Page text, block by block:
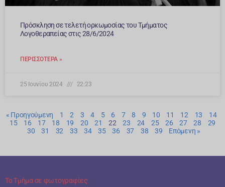
Πρόσκληση σε τελετή ορκωμοσίας του Τμήματος
Λογοθεραπείας στις 28/6/2024
ΠΕΡΙΣΣΌΤΕΡΑ »
25 Ιουνίου 2024 22:23
« Προηγούμενη 1 2 3 4 5 6 7 8 9 10 11 12 13
14
15
16 17 18 19 20 21 22 23 24 25 26 27 28
29
30
31 32 33 34 35 36 37 38 39 Επόμενη »
Το Τμήμα σε φωτογραφίες